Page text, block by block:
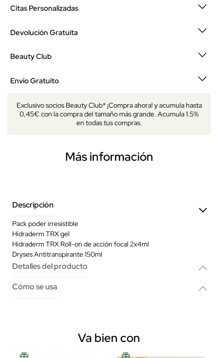
Citas Personalizadas
Devolución Gratuita
Beauty Club
Envío Gratuito
Exclusivo socios Beauty Club* ¡Compra ahora! y acumula hasta
0,45€ con la compra del tamaño más grande. Acumula 1.5%
en todas tus compras.
Más información
Descripción
Pack poder irresistible
Hidraderm TRX gel
Hidraderm TRX Roll-on de acción focal 2x4ml
Dryses Antitranspirante 150ml
Detalles del producto
Cómo se usa
Va bien con